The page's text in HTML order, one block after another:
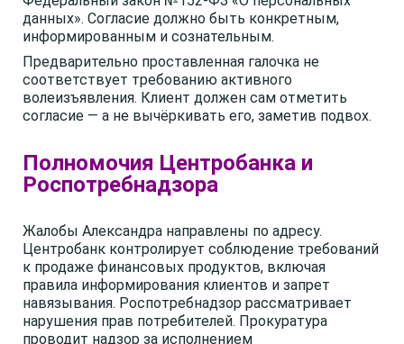
данных». Согласие должно быть конкретным,
информированным и сознательным.
Предварительно проставленная галочка не
соответствует требованию активного
волеизъявления. Клиент должен сам отметить
согласие — а не вычёркивать его, заметив подвох.
Полномочия Центробанка и
Роспотребнадзора
Жалобы Александра направлены по адресу.
Центробанк контролирует соблюдение требований
к продаже финансовых продуктов, включая
правила информирования клиентов и запрет
навязывания. Роспотребнадзор рассматривает
нарушения прав потребителей. Прокуратура
проводит надзор за исполнением